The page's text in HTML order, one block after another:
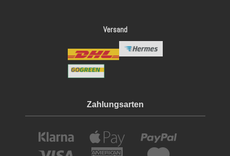
Versand
Zahlungsarten